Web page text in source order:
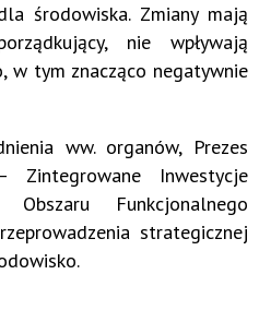
środowiska. Zmiany mają
nie wpływają
w tym znacząco negatywnie
ww. organów, Prezes
Zintegrowane Inwestycje
Funkcjonalnego
strategicznej